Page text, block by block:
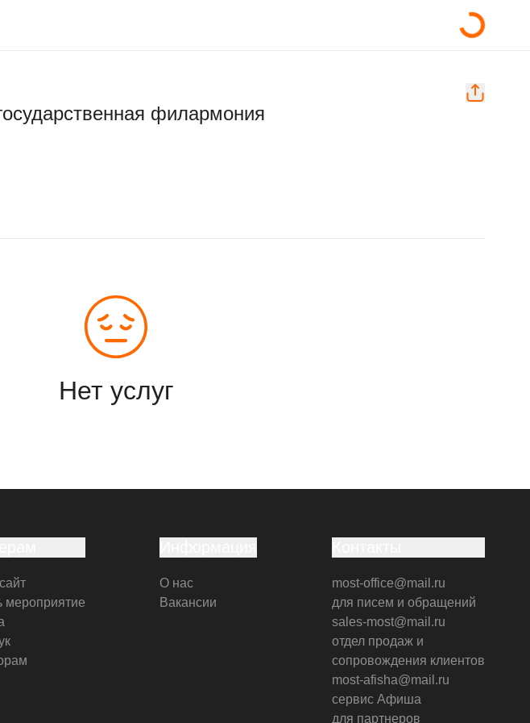
филармония
Нет услуг
мероприятие
О нас
Вакансии
most-office@mail.ru
для писем и обращений
sales-most@mail.ru
отдел продаж и
сопровождения клиентов
most-afisha@mail.ru
сервис Афиша
для партнеров